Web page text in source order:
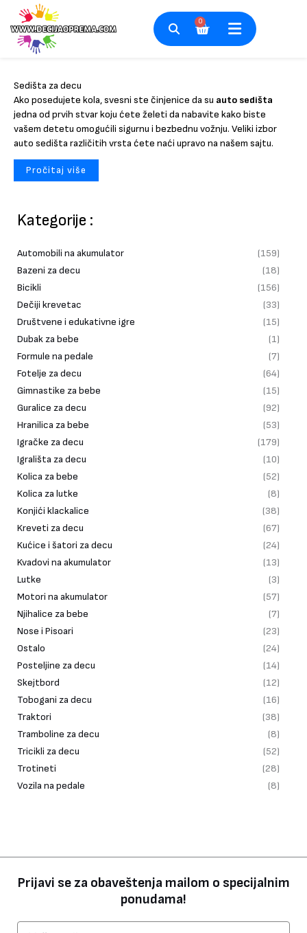
sadržaj
0
Cart
Kategorije :
Automobili na akumulator
(159)
Bazeni za decu
(18)
Bicikli
(156)
Dečiji krevetac
(33)
Društvene i edukativne igre
(15)
Dubak za bebe
(1)
Formule na pedale
(7)
Fotelje za decu
(64)
Gimnastike za bebe
(15)
Guralice za decu
(92)
Hranilica za bebe
(53)
Igračke za decu
(179)
Igrališta za decu
(10)
Kolica za bebe
(52)
Kolica za lutke
(8)
Konjići klackalice
(38)
Kreveti za decu
(67)
Kućice i šatori za decu
(24)
Kvadovi na akumulator
(13)
Lutke
(3)
Motori na akumulator
(57)
Njihalice za bebe
(7)
Nose i Pisoari
(23)
Ostalo
(24)
Posteljine za decu
(14)
Skejtbord
(12)
Tobogani za decu
(16)
Traktori
(38)
Tramboline za decu
(8)
Tricikli za decu
(52)
Trotineti
(28)
Vozila na pedale
(8)
Sedišta za decu
Ako posedujete kola, svesni ste činjenice da su auto sedišta
jedna od prvih stvar koju ćete želeti da nabavite kako biste
vašem detetu omogućili sigurnu i bezbednu vožnju. Veliki izbor
auto sedišta različitih vrsta ćete naći upravo na našem sajtu.
Pročitaj više
Prijavi se za obaveštenja mailom o specijalnim
ponudama!